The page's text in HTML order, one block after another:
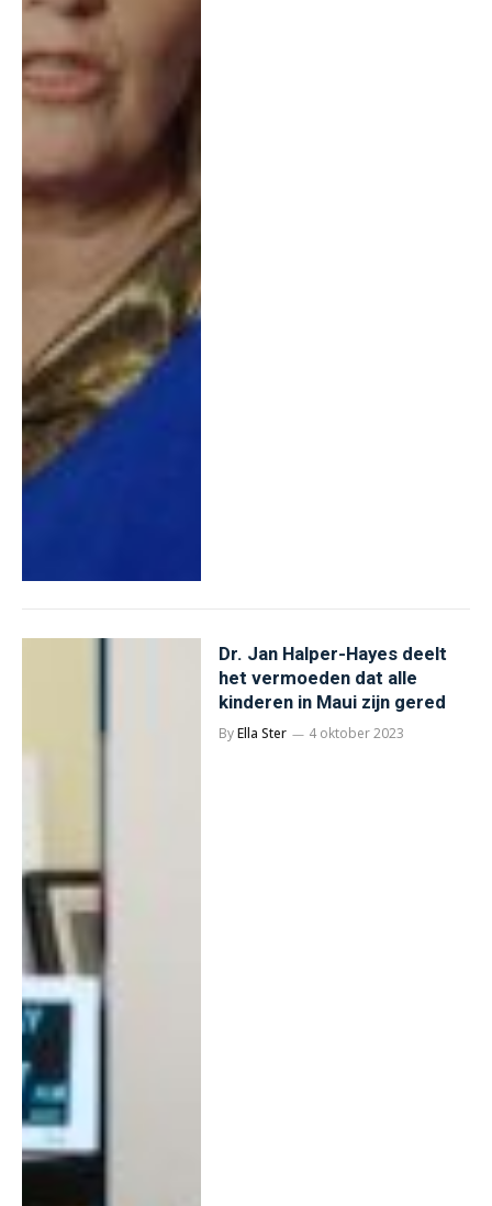
Dr. Jan Halper-Hayes deelt
het vermoeden dat alle
kinderen in Maui zijn gered
ByElla Ster 4 oktober 2023